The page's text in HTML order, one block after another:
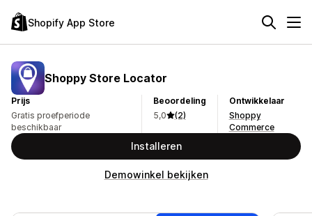
Shopify App Store
Shoppy Store Locator
Prijs
Gratis proefperiode
beschikbaar
Beoordeling
5,0
(2)
Ontwikkelaar
Shoppy
Commerce
Installeren
Demowinkel bekijken